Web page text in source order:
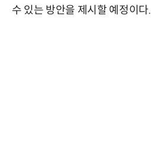
수 있는 방안을 제시할 예정이다.